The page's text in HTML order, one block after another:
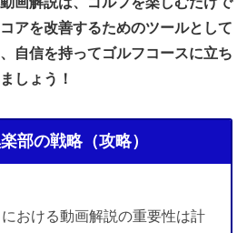
アを改善するためのツールとして
自信を持ってゴルフコースに立ち
しょう！
部の戦略（攻略）
おける動画解説の重要性は計